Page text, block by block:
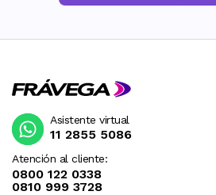
Atención al cliente:
0800 122 0338
0810 999 3728
Asistente virtual
11 2855 5086